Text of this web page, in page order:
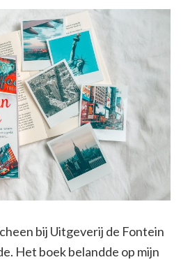
bij Uitgeverij de Fontein
Het boek belandde op mijn